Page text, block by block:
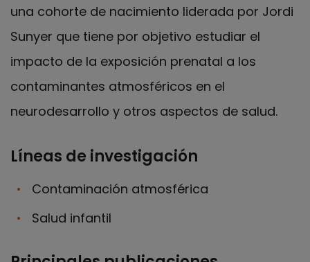
una cohorte de nacimiento liderada por Jordi
Sunyer que tiene por objetivo estudiar el
impacto de la exposición prenatal a los
contaminantes atmosféricos en el
neurodesarrollo y otros aspectos de salud.
Líneas de investigación
Contaminación atmosférica
Salud infantil